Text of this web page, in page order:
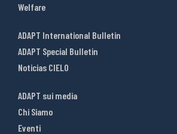
Welfare
ADAPT International Bulletin
ADAPT Special Bulletin
Noticias CIELO
ADAPT sui media
Chi Siamo
Eventi